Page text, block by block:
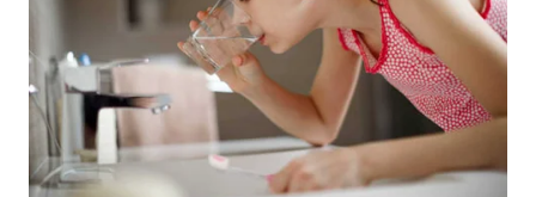
WAHANA
TANI
WAHANA
ADVOKAT